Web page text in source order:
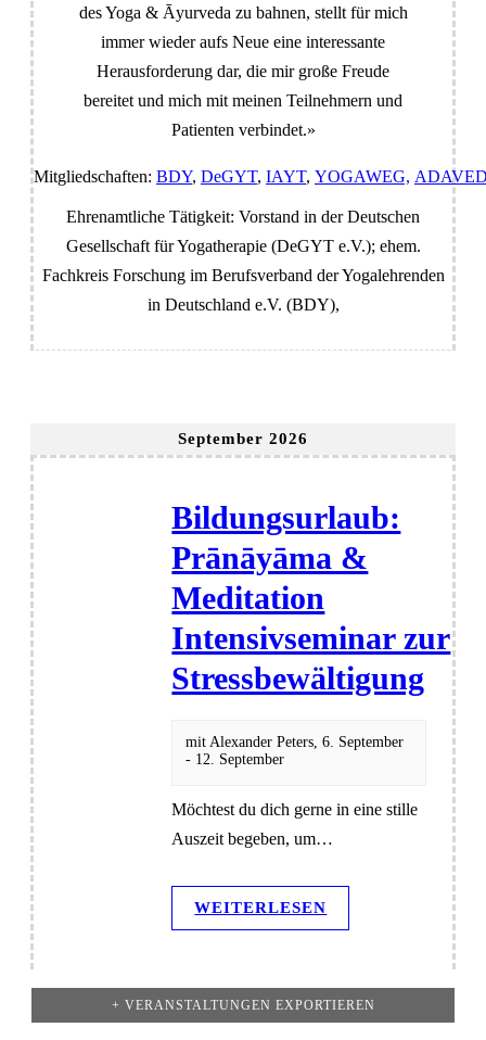
des Yoga & Āyurveda zu bahnen, stellt für mich
immer wieder aufs Neue eine interessante
Herausforderung dar, die mir große Freude
bereitet und mich mit meinen Teilnehmern und
Patienten verbindet.»
Mitgliedschaften: BDY, DeGYT, IAYT, YOGAWEG,
Ehrenamtliche Tätigkeit: Vorstand in der Deutschen
Gesellschaft für Yogatherapie (DeGYT e.V.); ehem.
Fachkreis Forschung im Berufsverband der Yogalehrenden
in Deutschland e.V. (BDY),
September 2026
Bildungsurlaub:
Prānāyāma &
Meditation
Intensivseminar zur
Stressbewältigung
mitAlexander Peters, 6. September
- 12. September
Möchtest du dich gerne in eine stille
Auszeit begeben, um…
WEITERLESEN
+ VERANSTALTUNGEN EXPORTIEREN